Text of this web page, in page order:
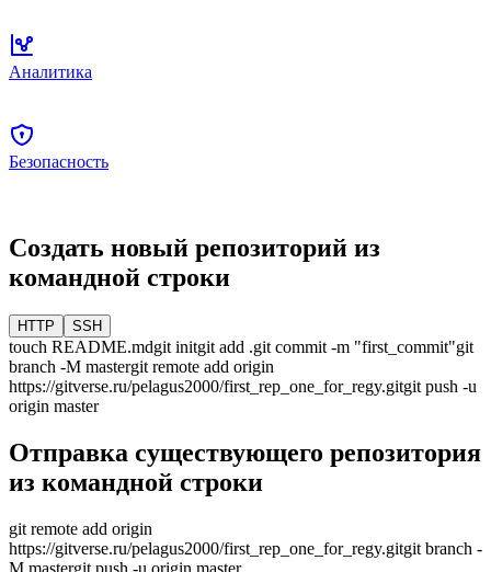
Аналитика
Безопасность
Создать новый репозиторий из
командной строки
HTTP SSH
touch README.mdgit initgit add .git commit -m "first_commit"git
branch -M mastergit remote add origin
https://gitverse.ru/pelagus2000/first_rep_one_for_regy.gitgit push -u
origin master
Отправка существующего репозитория
из командной строки
git remote add origin
https://gitverse.ru/pelagus2000/first_rep_one_for_regy.gitgit branch -
M mastergit push -u origin master